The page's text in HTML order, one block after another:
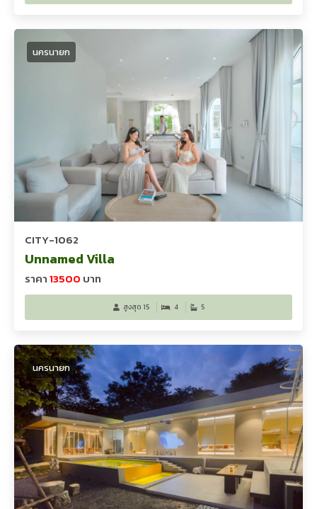
นครนายก
CITY-1062
Unnamed Villa
ราคา13500 บาท
สูงสุด 15 4 5
นครนายก